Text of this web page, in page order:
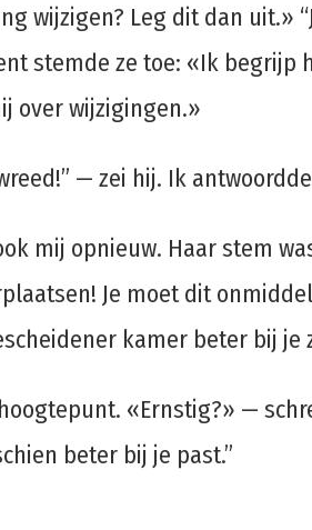
wijzigen? Leg dit dan uit.»
stemde ze toe: «Ik begrijp
over wijzigingen.»
— zei hij. Ik
mij opnieuw. Haar stem
Je moet dit
kamer beter bij
«Ernstig?» —
beter bij je past.”